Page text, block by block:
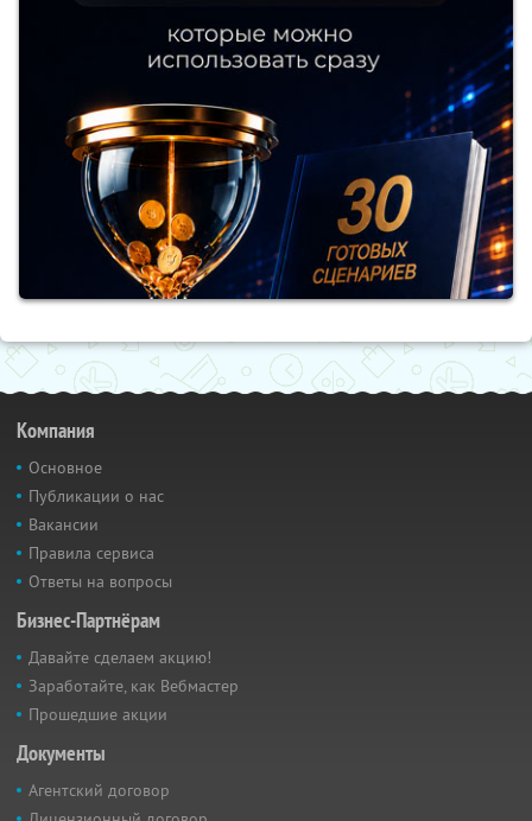
Компания
Основное
Публикации о нас
Вакансии
Правила сервиса
Ответы на вопросы
Бизнес-Партнёрам
Давайте сделаем акцию!
Заработайте, как Вебмастер
Прошедшие акции
Документы
Агентский договор